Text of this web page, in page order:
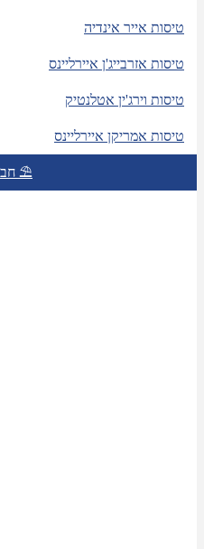
טיסות אייר אינדיה
טיסות אזרבייג'ן איירליינס
טיסות וירג'ין אטלנטיק
טיסות אמריקן איירליינס
חבילות נופש ⛱